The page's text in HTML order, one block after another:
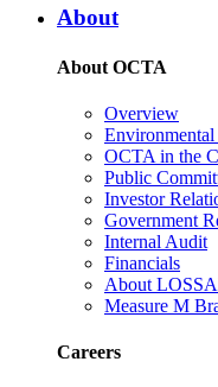
About
About OCTA
Overview
OCTA in the
Public
Investor
Government
Internal Audit
Financials
About
Measure M
Careers